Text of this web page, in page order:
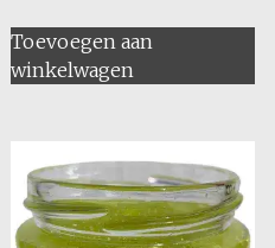
Toevoegen aan
winkelwagen